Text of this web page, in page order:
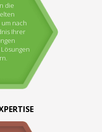
die
nach
Ihrer